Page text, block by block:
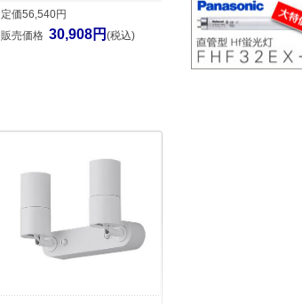
定価56,540円
販売価格 30,908円 (税込)